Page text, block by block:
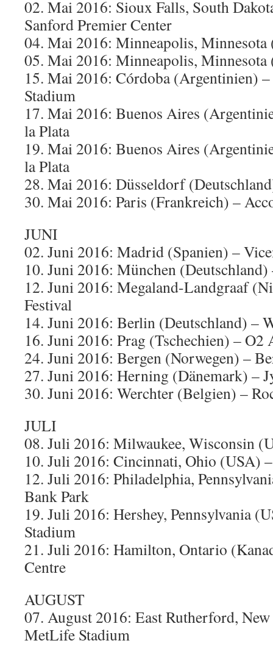
02. Mai 2016: Sioux Falls, South
Sanford Premier Center
04. Mai 2016: Minneapolis, Minnesota
05. Mai 2016: Minneapolis, Minnesota
15. Mai 2016: Córdoba (Argentinien)
Stadium
17. Mai 2016: Buenos Aires
la Plata
19. Mai 2016: Buenos Aires
la Plata
28. Mai 2016: Düsseldorf
30. Mai 2016: Paris (Frankreich) –
JUNI
02. Juni 2016: Madrid (Spanien) –
10. Juni 2016: München
12. Juni 2016: Megaland-Landgraaf
Festival
14. Juni 2016: Berlin (Deutschland) –
16. Juni 2016: Prag (Tschechien) – O2
24. Juni 2016: Bergen (Norwegen) –
27. Juni 2016: Herning (Dänemark) –
30. Juni 2016: Werchter (Belgien) –
JULI
08. Juli 2016: Milwaukee, Wisconsin
10. Juli 2016: Cincinnati, Ohio (USA)
12. Juli 2016: Philadelphia,
Bank Park
19. Juli 2016: Hershey, Pennsylvania
Stadium
21. Juli 2016: Hamilton, Ontario
Centre
AUGUST
07. August 2016: East Rutherford,
MetLife Stadium